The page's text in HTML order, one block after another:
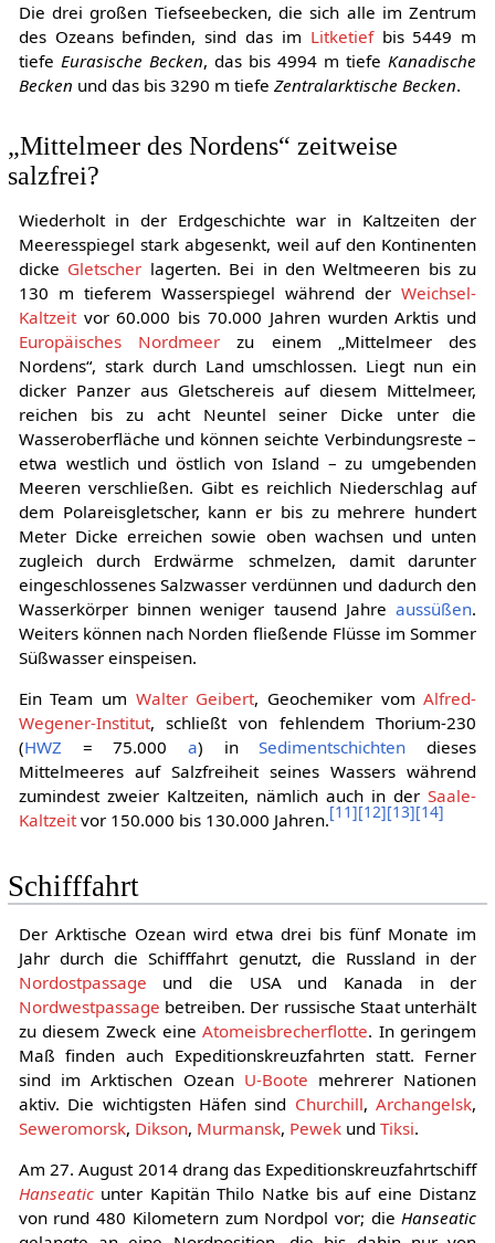
Die drei großen Tiefseebecken, die sich alle im Zentrum
des Ozeans befinden, sind das im Litketiefbis 5449 m
tiefe Eurasische Becken, das bis 4994 m tiefeKanadische
Becken und das bis 3290 m tiefe Zentralarktische Becken.
„Mittelmeer des Nordens“ zeitweise
salzfrei?
Wiederholt in der Erdgeschichte war in Kaltzeiten der
Meeresspiegel stark abgesenkt, weil auf den Kontinenten
dicke Gletscher lagerten. Bei in den Weltmeeren bis zu
130 m tieferem Wasserspiegel während derWeichsel-
Kaltzeitvor 60.000 bis 70.000 Jahren wurden Arktis und
Europäisches Nordmeer zu einem „Mittelmeer des
Nordens“, stark durch Land umschlossen. Liegt nun ein
dicker Panzer aus Gletschereis auf diesem Mittelmeer,
reichen bis zu acht Neuntel seiner Dicke unter die
Wasseroberfläche und können seichte Verbindungsreste –
etwa westlich und östlich von Island – zu umgebenden
Meeren verschließen. Gibt es reichlich Niederschlag auf
dem Polareisgletscher, kann er bis zu mehrere hundert
Meter Dicke erreichen sowie oben wachsen und unten
zugleich durch Erdwärme schmelzen, damit darunter
eingeschlossenes Salzwasser verdünnen und dadurch den
Wasserkörper binnen weniger tausend Jahreaussüßen.
Weiters können nach Norden fließende Flüsse im Sommer
Süßwasser einspeisen.
Ein Team um Walter Geibert, Geochemiker vomAlfred-
Wegener-Institut, schließt von fehlendem Thorium-230
(HWZ = 75.000 a) inSedimentschichten dieses
Mittelmeeres auf Salzfreiheit seines Wassers während
zumindest zweier Kaltzeiten, nämlich auch in derSaale-
Kaltzeitvor 150.000 bis 130.000 Jahren.[11][12][13][14]
Schifffahrt
Der Arktische Ozean wird etwa drei bis fünf Monate im
Jahr durch die Schifffahrt genutzt, die Russland in der
Nordostpassage und die USA und Kanada in der
Nordwestpassage betreiben. Der russische Staat unterhält
zu diesem Zweck eineAtomeisbrecherflotte. In geringem
Maß finden auch Expeditionskreuzfahrten statt. Ferner
sind im Arktischen Ozean U-Boote mehrerer Nationen
aktiv. Die wichtigsten Häfen sind Churchill,Archangelsk,
Seweromorsk, Dikson, Murmansk, Pewekund Tiksi.
Am 27. August 2014 drang das Expeditionskreuzfahrtschiff
Hanseaticunter Kapitän Thilo Natke bis auf eine Distanz
von rund 480 Kilometern zum Nordpol vor; dieHanseatic